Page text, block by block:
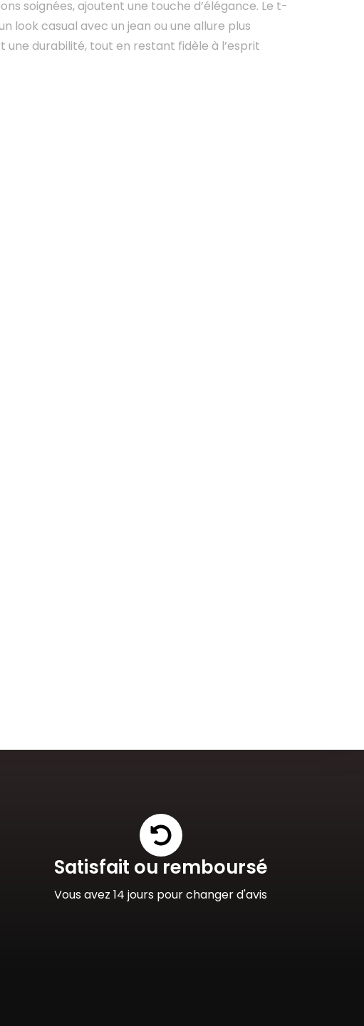
soignées, ajoutent une touche d’élégance. Le t-
look casual avec un jean ou une allure plus
durabilité, tout en restant fidèle à l’esprit
Satisfait ou remboursé
Vous avez 14 jours pour changer d'avis